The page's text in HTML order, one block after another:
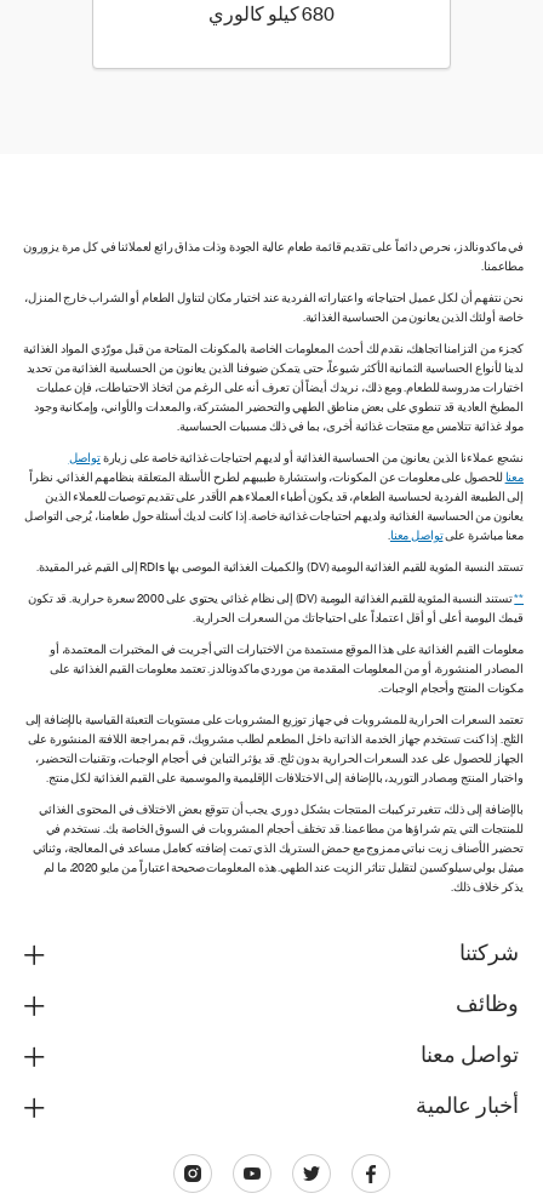
680 كيلو كالوري 680 كيلو سعرة حرارية
في ماكدونالدز، نحرص دائماً على تقديم قائمة طعام عالية الجودة وذات مذاق رائع لعملائنا في كل مرة يزورون
مطاعمنا.
نحن نتفهم أن لكل عميل احتياجاته واعتباراته الفردية عند اختيار مكان لتناول الطعام أو الشراب خارج المنزل،
خاصة أولئك الذين يعانون من الحساسية الغذائية.
كجزء من التزامنا اتجاهك، نقدم لك أحدث المعلومات الخاصة بالمكونات المتاحة من قبل مورّدي المواد الغذائية
لدينا لأنواع الحساسية الثمانية الأكثر شيوعاً، حتى يتمكن ضيوفنا الذين يعانون من الحساسية الغذائية من تحديد
اختيارات مدروسة للطعام. ومع ذلك، نريدك أيضاً أن تعرف أنه على الرغم من اتخاذ الاحتياطات، فإن عمليات
المطبخ العادية قد تنطوي على بعض مناطق الطهي والتحضير المشتركة، والمعدات والأواني، وإمكانية وجود
مواد غذائية تتلامس مع منتجات غذائية أخرى، بما في ذلك مسببات الحساسية.
نشجع عملاءنا الذين يعانون من الحساسية الغذائية أو لديهم احتياجات غذائية خاصة على زيارةتواصل
معنا للحصول على معلومات عن المكونات، واستشارة طبيبهم لطرح الأسئلة المتعلقة بنظامهم الغذائي. نظراً
إلى الطبيعة الفردية لحساسية الطعام، قد يكون أطباء العملاء هم الأقدر على تقديم توصيات للعملاء الذين
يعانون من الحساسية الغذائية ولديهم احتياجات غذائية خاصة. إذا كانت لديك أسئلة حول طعامنا، يُرجى التواصل
معنا مباشرة علىتواصل معنا.
تستند النسبة المئوية للقيم الغذائية اليومية (DV) والكميات الغذائية الموصى بها RDIs إلى القيم غير المقيدة.
**
تستند النسبة المئوية للقيم الغذائية اليومية (DV) إلى نظام غذائي يحتوي على 2000 سعرة حرارية. قد تكون
قيمك اليومية أعلى أو أقل اعتماداً على احتياجاتك من السعرات الحرارية.
معلومات القيم الغذائية على هذا الموقع مستمدة من الاختبارات التي أجريت في المختبرات المعتمدة، أو
المصادر المنشورة، أو من المعلومات المقدمة من موردي ماكدونالدز. تعتمد معلومات القيم الغذائية على
مكونات المنتج وأحجام الوجبات.
تعتمد السعرات الحرارية للمشروبات في جهاز توزيع المشروبات على مستويات التعبئة القياسية بالإضافة إلى
الثلج. إذا كنت تستخدم جهاز الخدمة الذاتية داخل المطعم لطلب مشروبك، قم بمراجعة اللافتة المنشورة على
الجهاز للحصول على عدد السعرات الحرارية بدون ثلج. قد يؤثر التباين في أحجام الوجبات، وتقنيات التحضير،
واختبار المنتج ومصادر التوريد، بالإضافة إلى الاختلافات الإقليمية والموسمية على القيم الغذائية لكل منتج.
بالإضافة إلى ذلك، تتغير تركيبات المنتجات بشكل دوري. يجب أن تتوقع بعض الاختلاف في المحتوى الغذائي
للمنتجات التي يتم شراؤها من مطاعمنا. قد تختلف أحجام المشروبات في السوق الخاصة بك. نستخدم في
تحضير الأصناف زيت نباتي ممزوج مع حمض الستريك الذي تمت إضافته كعامل مساعد في المعالجة، وثنائي
ميثيل بولي سيلوكسين لتقليل تناثر الزيت عند الطهي. هذه المعلومات صحيحة اعتباراً من مايو 2020، ما لم
يذكر خلاف ذلك.
شركتنا
وظائف
تواصل معنا
أخبار عالمية